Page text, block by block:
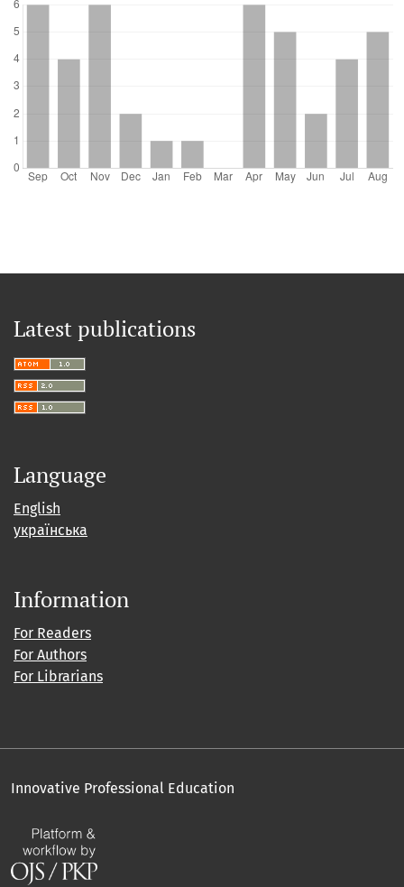
Latest publications
Language
English
українська
Information
For Readers
For Authors
For Librarians
Innovative Professional Education